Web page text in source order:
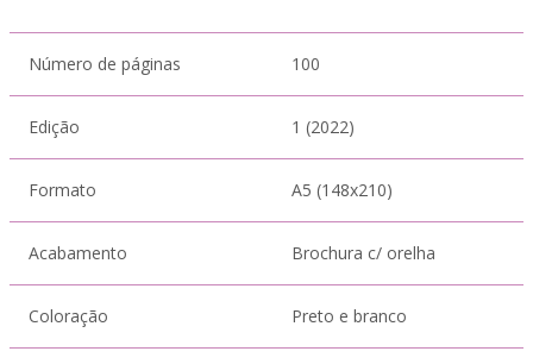
Número de páginas 100
Edição 1 (2022)
Formato A5 (148x210)
Acabamento Brochura c/ orelha
Coloração Preto e branco